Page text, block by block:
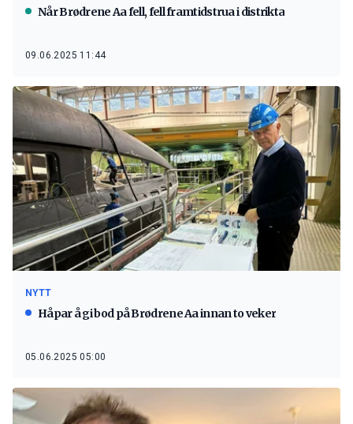
Når Brødrene Aa fell, fell framtidstrua i distrikta
09.06.2025 11:44
NYTT
Håpar å gi bod på Brødrene Aa innan to veker
05.06.2025 05:00